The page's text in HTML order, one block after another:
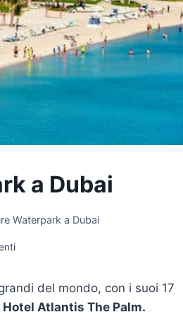
a Dubai
Waterpark a Dubai
del mondo, con i suoi 17
Hotel Atlantis The Palm.